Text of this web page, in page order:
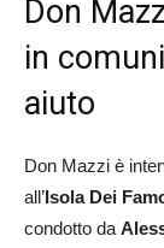
Don
in
aiuto
Don Mazzi è
all’Isola Dei
condotto da